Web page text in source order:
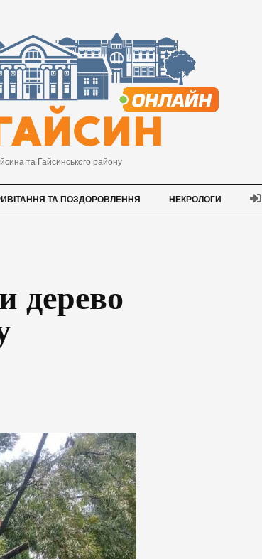
та Гайсинського району
ТА ПОЗДОРОВЛЕННЯ НЕКРОЛОГИ
дерево